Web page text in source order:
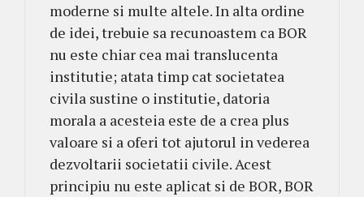
moderne si multe altele. In alta ordine
de idei, trebuie sa recunoastem ca BOR
nu este chiar cea mai translucenta
institutie; atata timp cat societatea
civila sustine o institutie, datoria
morala a acesteia este de a crea plus
valoare si a oferi tot ajutorul in vederea
dezvoltarii societatii civile. Acest
principiu nu este aplicat si de BOR, BOR